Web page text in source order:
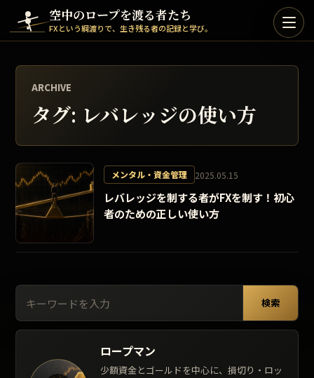
Skip to content空中のロープを渡る者たち
FXという綱渡りで、生き残る者の記録と学び。
ARCHIVE
タグ: レバレッジの使い方
メンタル・資金管理 2025.05.15
レバレッジを制する者がFXを制す！初心
者のための正しい使い方
検索
ロープマン
少額資金とゴールドを中心に、損切り・ロッ